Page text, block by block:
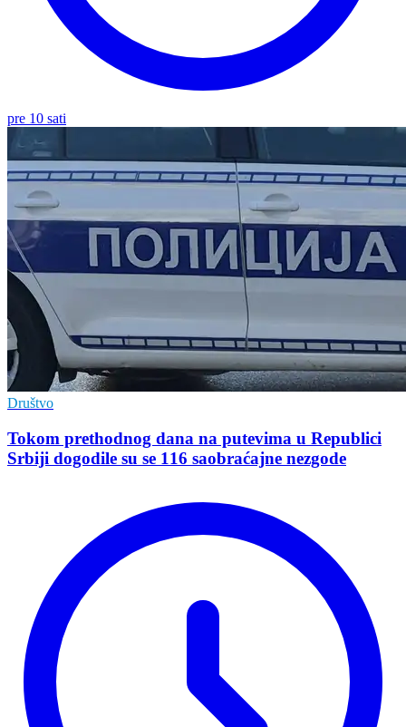
pre 10 sati
Društvo
Tokom prethodnog dana na putevima u Republici
Srbiji dogodile su se 116 saobraćajne nezgode